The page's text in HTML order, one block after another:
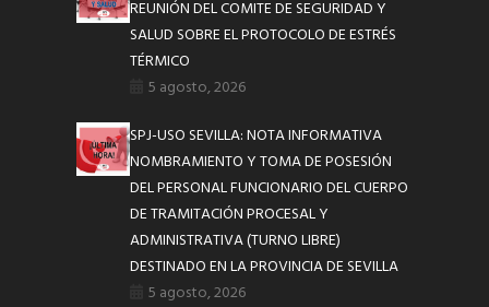
REUNIÓN DEL COMITE DE SEGURIDAD Y
SALUD SOBRE EL PROTOCOLO DE ESTRÉS
TÉRMICO
5 agosto, 2026
SPJ-USO SEVILLA: NOTA INFORMATIVA
NOMBRAMIENTO Y TOMA DE POSESIÓN
DEL PERSONAL FUNCIONARIO DEL CUERPO
DE TRAMITACIÓN PROCESAL Y
ADMINISTRATIVA (TURNO LIBRE)
DESTINADO EN LA PROVINCIA DE SEVILLA
5 agosto, 2026